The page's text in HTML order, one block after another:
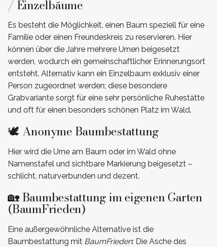
/ Einzelbäume
Es besteht die Möglichkeit, einen Baum speziell für eine
Familie oder einen Freundeskreis zu reservieren. Hier
können über die Jahre mehrere Urnen beigesetzt
werden, wodurch ein gemeinschaftlicher Erinnerungsort
entsteht. Alternativ kann ein Einzelbaum exklusiv einer
Person zugeordnet werden; diese besondere
Grabvariante sorgt für eine sehr persönliche Ruhestätte
und oft für einen besonders schönen Platz im Wald.
🕊️ Anonyme Baumbestattung
Hier wird die Urne am Baum oder im Wald ohne
Namenstafel und sichtbare Markierung beigesetzt –
schlicht, naturverbunden und dezent.
🏡 Baumbestattung im eigenen Garten
(BaumFrieden)
Eine außergewöhnliche Alternative ist die
Baumbestattung mit BaumFrieden: Die Asche des